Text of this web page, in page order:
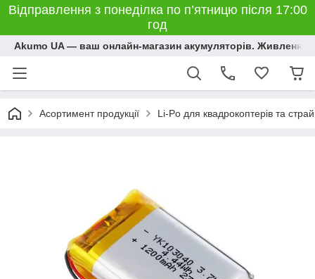
Відправлення з понеділка по п’ятницю після 17:00
год
Akumo UA — ваш онлайн-магазин акумуляторів. Живлення,
Асортимент продукції Li-Po для квадрокоптерів та